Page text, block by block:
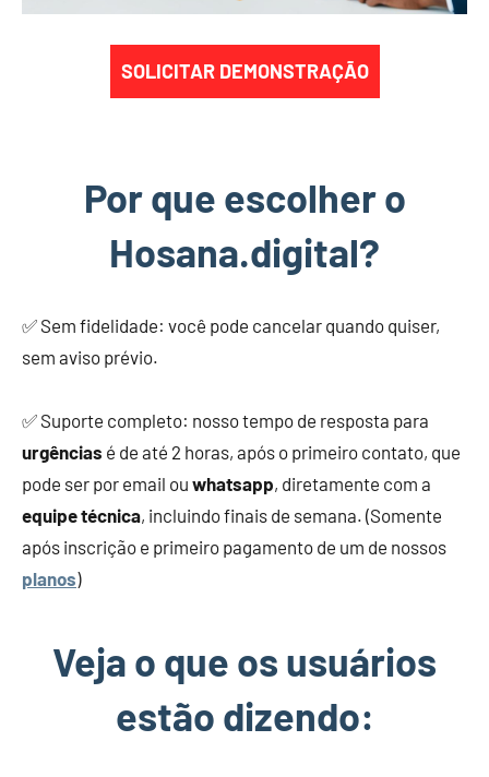
SOLICITAR DEMONSTRAÇÃO
Por que escolher o
Hosana.digital?
✅ Sem fidelidade: você pode cancelar quando quiser,
sem aviso prévio.
✅ Suporte completo: nosso tempo de resposta para
urgências é de até 2 horas, após o primeiro contato, que
pode ser por email ou whatsapp, diretamente com a
equipe técnica, incluindo finais de semana. (Somente
após inscrição e primeiro pagamento de um de nossos
planos)
Veja o que os usuários
estão dizendo: